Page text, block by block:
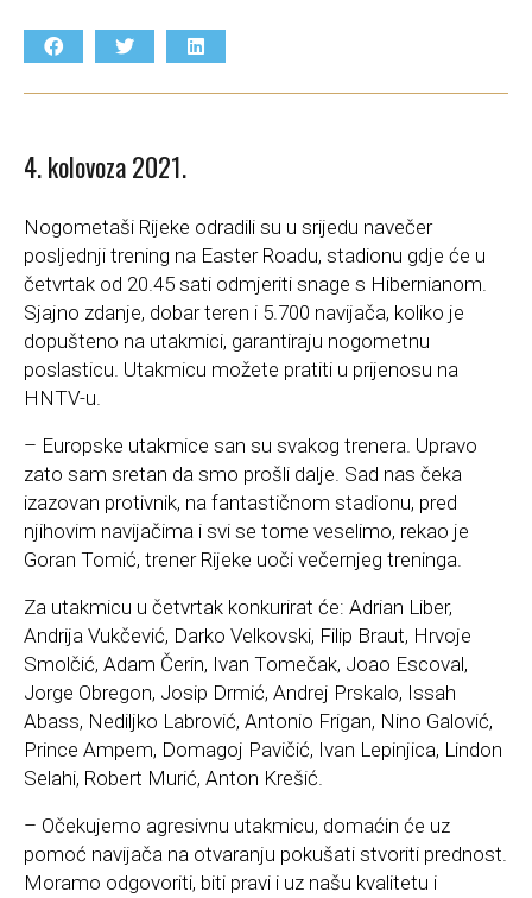
4. kolovoza 2021.
Nogometaši Rijeke odradili su u srijedu navečer
posljednji trening na Easter Roadu, stadionu gdje će u
četvrtak od 20.45 sati odmjeriti snage s Hibernianom.
Sjajno zdanje, dobar teren i 5.700 navijača, koliko je
dopušteno na utakmici, garantiraju nogometnu
poslasticu. Utakmicu možete pratiti u prijenosu na
HNTV-u.
– Europske utakmice san su svakog trenera. Upravo
zato sam sretan da smo prošli dalje. Sad nas čeka
izazovan protivnik, na fantastičnom stadionu, pred
njihovim navijačima i svi se tome veselimo, rekao je
Goran Tomić, trener Rijeke uoči večernjeg treninga.
Za utakmicu u četvrtak konkurirat će: Adrian Liber,
Andrija Vukčević, Darko Velkovski, Filip Braut, Hrvoje
Smolčić, Adam Čerin, Ivan Tomečak, Joao Escoval,
Jorge Obregon, Josip Drmić, Andrej Prskalo, Issah
Abass, Nediljko Labrović, Antonio Frigan, Nino Galović,
Prince Ampem, Domagoj Pavičić, Ivan Lepinjica, Lindon
Selahi, Robert Murić, Anton Krešić.
– Očekujemo agresivnu utakmicu, domaćin će uz
pomoć navijača na otvaranju pokušati stvoriti prednost.
Moramo odgovoriti, biti pravi i uz našu kvalitetu i